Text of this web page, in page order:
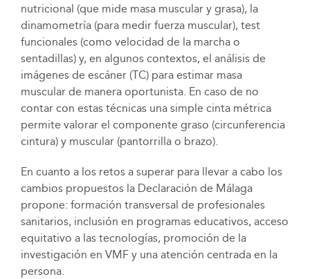
nutricional (que mide masa muscular y grasa), la
dinamometría (para medir fuerza muscular), test
funcionales (como velocidad de la marcha o
sentadillas) y, en algunos contextos, el análisis de
imágenes de escáner (TC) para estimar masa
muscular de manera oportunista. En caso de no
contar con estas técnicas una simple cinta métrica
permite valorar el componente graso (circunferencia
cintura) y muscular (pantorrilla o brazo).
En cuanto a los retos a superar para llevar a cabo los
cambios propuestos la Declaración de Málaga
propone: formación transversal de profesionales
sanitarios, inclusión en programas educativos, acceso
equitativo a las tecnologías, promoción de la
investigación en VMF y una atención centrada en la
persona.